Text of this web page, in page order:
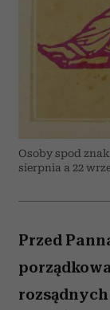
Osoby spod
sierpnia a 22
Przed